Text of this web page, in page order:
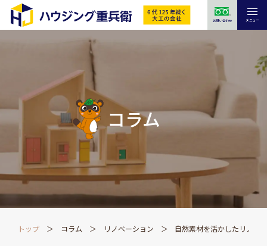
お問い合わせ メニュー
コラム
トップ コラム リノベーション 自然素材を活かしたリノベ